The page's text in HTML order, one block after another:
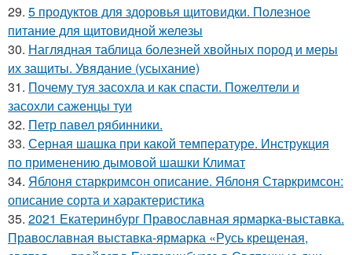
29. 5 продуктов для здоровья щитовидки. Полезное
питание для щитовидной железы
30. Наглядная таблица болезней хвойных пород и меры
их защиты. Увядание (усыхание)
31. Почему туя засохла и как спасти. Пожелтели и
засохли саженцы туи
32. Петр павел рябинники.
33. Серная шашка при какой температуре. Инструкция
по применению дымовой шашки Климат
34. Яблоня старкримсон описание. Яблоня Старкримсон:
описание сорта и характеристика
35. 2021 Екатеринбург Православная ярмарка-выставка.
Православная выставка-ярмарка «Русь крещеная,